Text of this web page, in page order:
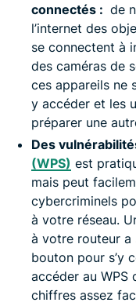
connectés : de
l’internet des
se connectent à
des caméras de
ces appareils ne
y accéder et les
préparer une
Des
(WPS) est
mais peut
cybercriminels
à votre réseau.
à votre routeur a
bouton pour s’y
accéder au WPS
chiffres assez